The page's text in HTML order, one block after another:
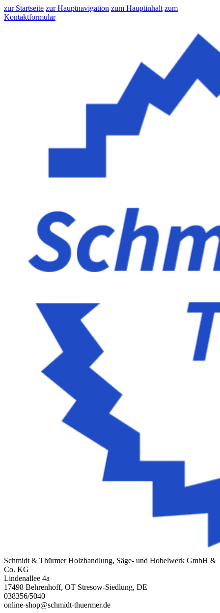
zur Startseite zur Hauptnavigation zum Hauptinhalt zum
Kontaktformular
Schmidt & Thürmer Holzhandlung, Säge- und Hobelwerk GmbH &
Co. KG
Lindenallee 4a
17498 Behrenhoff, OT Stresow-Siedlung, DE
038356/5040
online-shop@schmidt-thuermer.de